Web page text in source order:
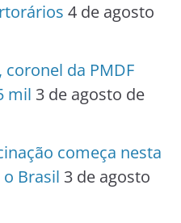
4 de agosto
da PMDF
mil 3 de agosto de
começa nesta
Brasil 3 de agosto